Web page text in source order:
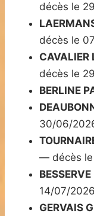
décès le
décès le
CAVALIER
décès le
BERLINE
30/06/
— décès le
14/07/2026
GERVAIS